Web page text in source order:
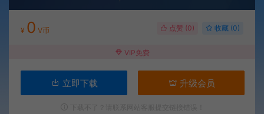
¥ 0 V币 点赞 (0) 收藏 (0)
VIP免费
立即下载 升级会员